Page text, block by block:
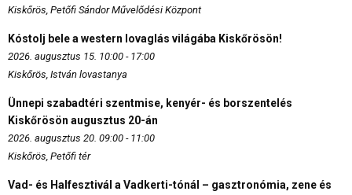
Kiskőrös, Petőfi Sándor Művelődési Központ
Kóstolj bele a western lovaglás világába Kiskőrösön!
2026. augusztus 15. 10:00 - 17:00
Kiskőrös, István lovastanya
Ünnepi szabadtéri szentmise, kenyér- és borszentelés
Kiskőrösön augusztus 20-án
2026. augusztus 20. 09:00 - 11:00
Kiskőrös, Petőfi tér
Vad- és Halfesztivál a Vadkerti-tónál – gasztronómia, zene és